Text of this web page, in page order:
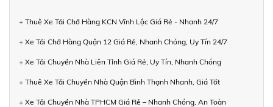
+ Thuê Xe Tải Chở Hàng KCN Vĩnh Lộc Giá Rẻ - Nhanh 24/7
+ Xe Tải Chở Hàng Quận 12 Giá Rẻ, Nhanh Chóng, Uy Tín 24/7
+ Xe Tải Chuyển Nhà Liên Tỉnh Giá Rẻ, Uy Tín, Nhanh Chóng
+ Thuê Xe Tải Chuyển Nhà Quận Bình Thạnh Nhanh, Giá Tốt
+ Xe Tải Chuyển Nhà TPHCM Giá Rẻ – Nhanh Chóng, An Toàn